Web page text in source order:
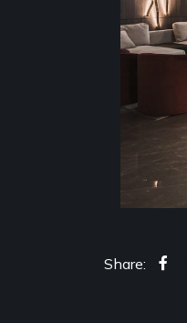
Share: